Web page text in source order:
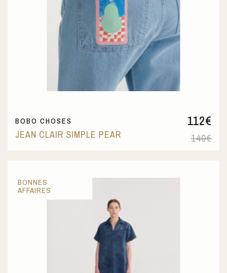
112€
140€
BOBO CHOSES
JEAN CLAIR SIMPLE PEAR
BONNES
AFFAIRES